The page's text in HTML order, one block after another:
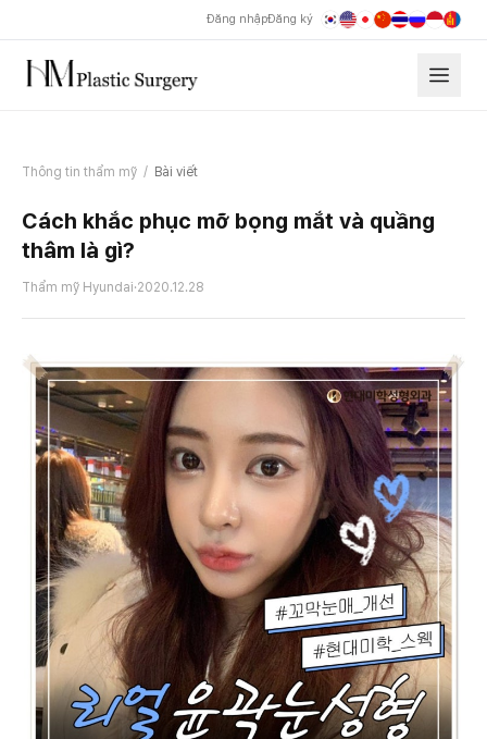
Đăng nhậpĐăng ký
Thông tin thẩm mỹ / Bài viết
Cách khắc phục mỡ bọng mắt và quầng
thâm là gì?
Thẩm mỹ Hyundai·2020.12.28